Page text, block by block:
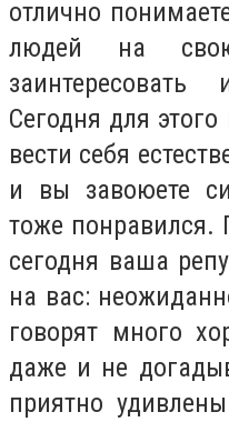
отлично
людей на
Сегодня для
вести себя
и вы завоюете
тоже понравился.
сегодня ваша
на вас:
говорят много
даже и не
приятно